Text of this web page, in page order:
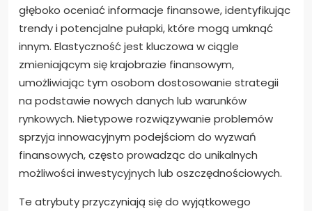
głęboko oceniać informacje finansowe, identyfikując
trendy i potencjalne pułapki, które mogą umknąć
innym. Elastyczność jest kluczowa w ciągle
zmieniającym się krajobrazie finansowym,
umożliwiając tym osobom dostosowanie strategii
na podstawie nowych danych lub warunków
rynkowych. Nietypowe rozwiązywanie problemów
sprzyja innowacyjnym podejściom do wyzwań
finansowych, często prowadząc do unikalnych
możliwości inwestycyjnych lub oszczędnościowych.
Te atrybuty przyczyniają się do wyjątkowego